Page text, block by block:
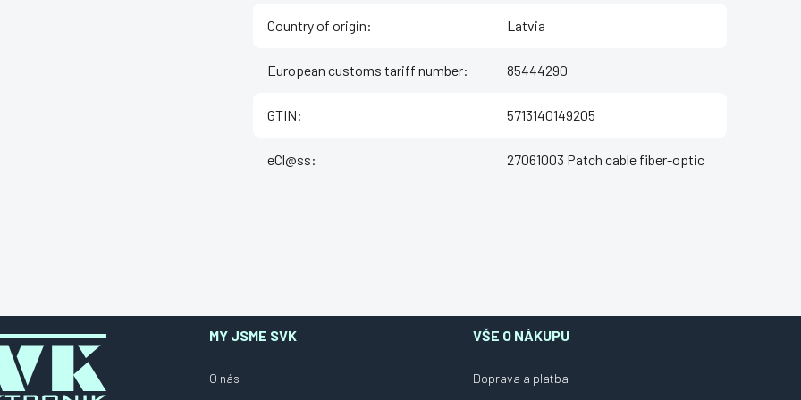
Country of origin: Latvia
European customs tariff number: 85444290
GTIN: 5713140149205
eCl@ss: 27061003 Patch cable fiber-optic
MY JSME SVK
O nás
VŠE O NÁKUPU
Doprava a platba